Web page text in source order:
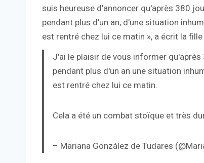
suis heureuse d'annoncer qu'après 380
pendant plus d'un an, d'une situation
est rentré chez lui ce matin », a écrit la
J'ai le plaisir de vous informer
pendant plus d'un an une situation
est rentré chez lui ce matin.
Cela a été un combat stoïque et très
– Mariana González de Tudares